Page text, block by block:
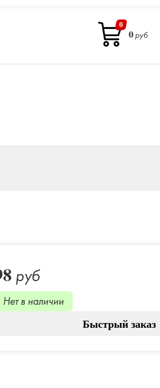
0
0руб
руб
Нет в наличии
Быстрый заказ